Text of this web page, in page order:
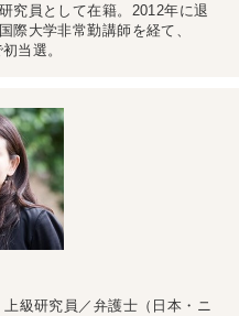
究員として在籍。2012年に退
際大学非常勤講師を経て、
当選。
級研究員／弁護士（日本・ニ